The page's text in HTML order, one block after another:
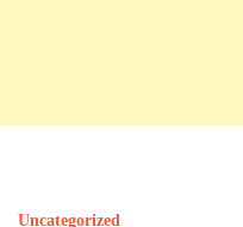
Uncategorized